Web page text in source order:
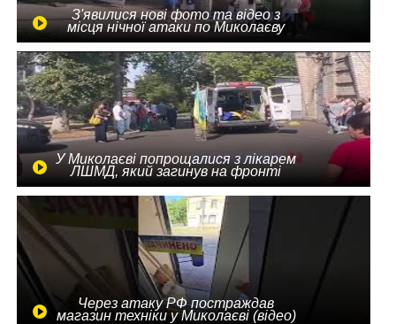
З'явилися нові фото та відео з
місця нічної атаки по Миколаєву
У Миколаєві попрощалися з лікарем
ЛШМД, який загинув на фронті
Через атаку РФ постраждав
магазин техніки у Миколаєві (відео)